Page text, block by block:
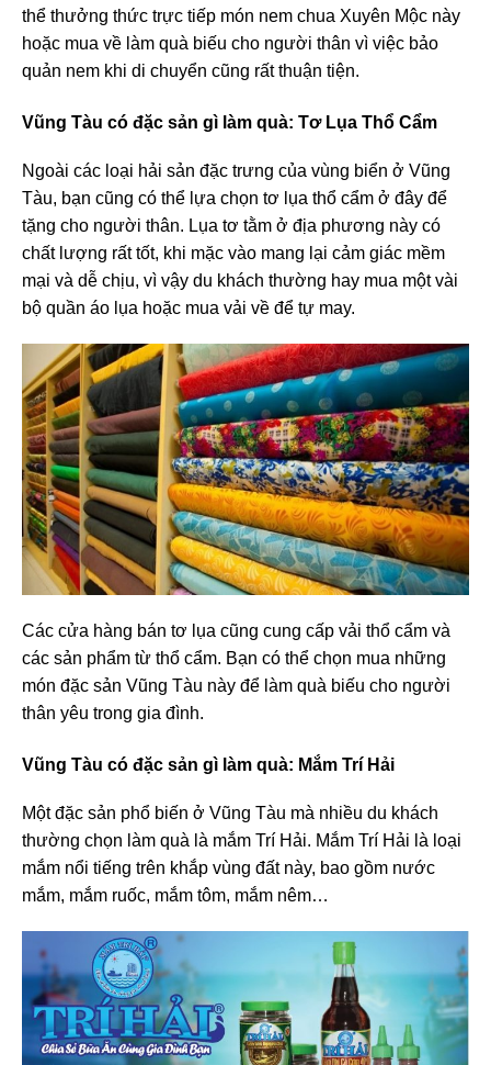
thể thưởng thức trực tiếp món nem chua Xuyên Mộc này
hoặc mua về làm quà biếu cho người thân vì việc bảo
quản nem khi di chuyển cũng rất thuận tiện.
Vũng Tàu có đặc sản gì làm quà: Tơ Lụa Thổ Cẩm
Ngoài các loại hải sản đặc trưng của vùng biển ở Vũng
Tàu, bạn cũng có thể lựa chọn tơ lụa thổ cẩm ở đây để
tặng cho người thân. Lụa tơ tằm ở địa phương này có
chất lượng rất tốt, khi mặc vào mang lại cảm giác mềm
mại và dễ chịu, vì vậy du khách thường hay mua một vài
bộ quần áo lụa hoặc mua vải về để tự may.
Các cửa hàng bán tơ lụa cũng cung cấp vải thổ cẩm và
các sản phẩm từ thổ cẩm. Bạn có thể chọn mua những
món đặc sản Vũng Tàu này để làm quà biếu cho người
thân yêu trong gia đình.
Vũng Tàu có đặc sản gì làm quà: Mắm Trí Hải
Một đặc sản phổ biến ở Vũng Tàu mà nhiều du khách
thường chọn làm quà là mắm Trí Hải. Mắm Trí Hải là loại
mắm nổi tiếng trên khắp vùng đất này, bao gồm nước
mắm, mắm ruốc, mắm tôm, mắm nêm…